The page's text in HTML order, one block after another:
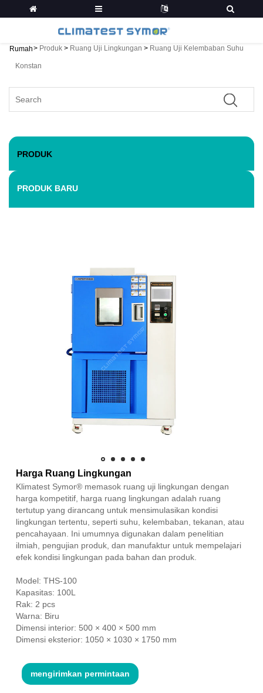
Rumah> Produk > Ruang Uji Lingkungan > Ruang Uji Kelembaban Suhu
Konstan
PRODUK
PRODUK BARU
Harga Ruang Lingkungan
Klimatest Symor® memasok ruang uji lingkungan dengan
harga kompetitif, harga ruang lingkungan adalah ruang
tertutup yang dirancang untuk mensimulasikan kondisi
lingkungan tertentu, seperti suhu, kelembaban, tekanan, atau
pencahayaan. Ini umumnya digunakan dalam penelitian
ilmiah, pengujian produk, dan manufaktur untuk mempelajari
efek kondisi lingkungan pada bahan dan produk.
Model: THS-100
Kapasitas: 100L
Rak: 2 pcs
Warna: Biru
Dimensi interior: 500 × 400 × 500 mm
Dimensi eksterior: 1050 × 1030 × 1750 mm
mengirimkan permintaan